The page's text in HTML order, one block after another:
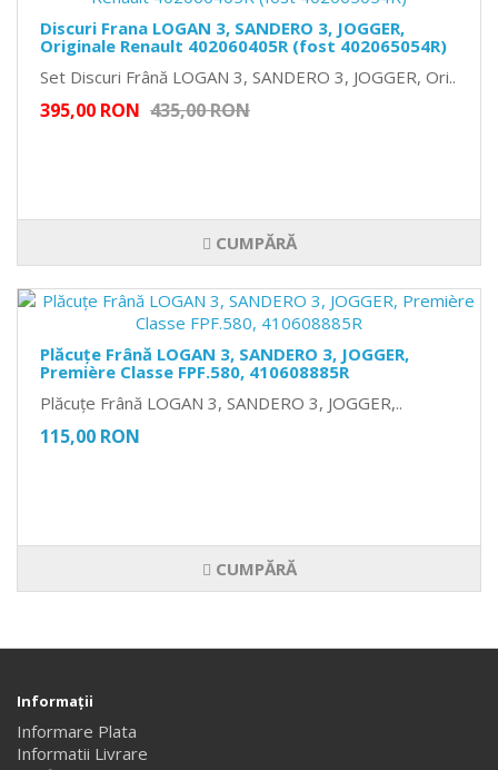
Discuri Frana LOGAN 3, SANDERO 3, JOGGER,
Originale Renault 402060405R (fost 402065054R)
Set Discuri Frână LOGAN 3, SANDERO 3, JOGGER, Ori..
395,00 RON 435,00 RON
CUMPĂRĂ
Plăcuțe Frână LOGAN 3, SANDERO 3, JOGGER,
Première Classe FPF.580, 410608885R
Plăcuțe Frână LOGAN 3, SANDERO 3, JOGGER,..
115,00 RON
CUMPĂRĂ
Informaţii
Informare Plata
Informatii Livrare